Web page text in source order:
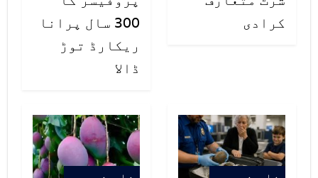
کرادی
300 سال پرانا
ریکارڈ توڑ
ڈالا